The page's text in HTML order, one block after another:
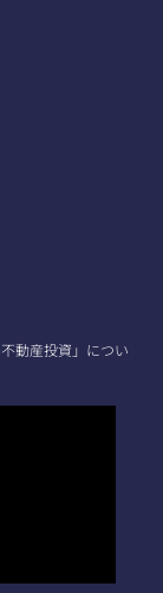
動産投資」につい